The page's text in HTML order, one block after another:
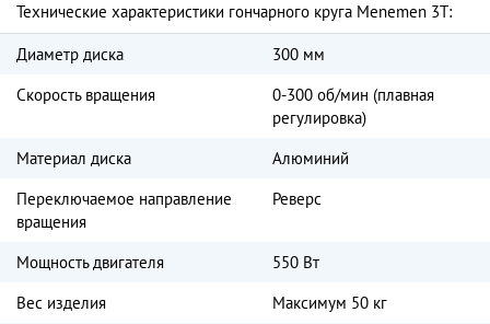
Технические характеристики гончарного круга Menemen 3T:
Диаметр диска
300 мм
Скорость вращения
0-300 об/мин (плавная
регулировка)
Материал диска
Алюминий
Переключаемое направление
вращения
Реверс
Мощность двигателя
550 Вт
Вес изделия
Максимум 50 кг